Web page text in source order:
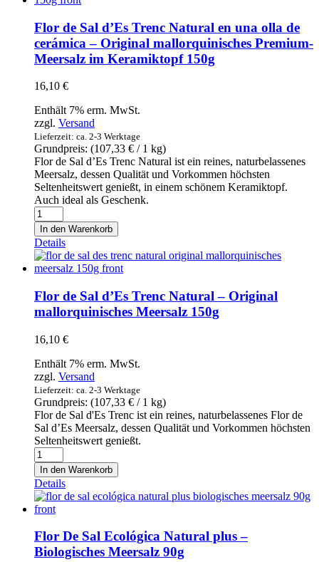
Salz
mit
Grillgeschmack
250g
Menge
Flor de Sal d’Es Trenc Natural en una olla de
cerámica – Original mallorquinisches Premium-
Meersalz im Keramiktopf 150g
16,10 €
Enthält 7% erm. MwSt.
zzgl. Versand
Lieferzeit: ca. 2-3 Werktage
Grundpreis: (107,33 € / 1 kg)
Flor de Sal d’Es Trenc Natural ist ein reines, naturbelassenes
Meersalz, dessen Qualität und Vorkommen höchsten
Seltenheitswert genießt, in einem schönem Keramiktopf.
Auch ideal als Geschenk.
Flor
de
Sal
d'Es
Trenc
Natural
en
una
olla
cerámica
Original
mallorquinisches
Premium-
Meersalz
im
Keramiktopf
150g
Menge
In den Warenkorb
Details
Flor de Sal d’Es Trenc Natural – Original
mallorquinisches Meersalz 150g
16,10 €
Enthält 7% erm. MwSt.
zzgl. Versand
Lieferzeit: ca. 2-3 Werktage
Grundpreis: (107,33 € / 1 kg)
Flor de Sal d'Es Trenc ist ein reines, naturbelassenes Flor de
Sal d’Es Meersalz, dessen Qualität und Vorkommen höchsten
Seltenheitswert genießt.
Flor
de
Sal
d'Es
Trenc
Natural
-
Original
mallorquinisches
In den Warenkorb
Details
Flor De Sal Ecológica Natural plus –
Biologisches Meersalz 90g